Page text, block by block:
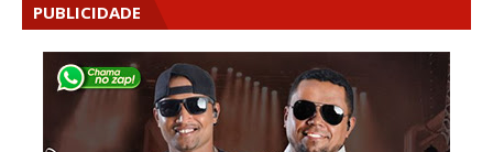
PUBLICIDADE